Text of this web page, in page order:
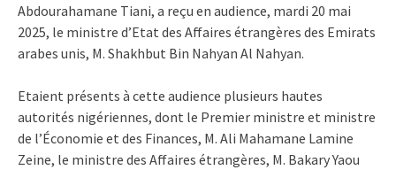
Abdourahamane Tiani, a reçu en audience, mardi 20 mai
2025, le ministre d’Etat des Affaires étrangères des Emirats
arabes unis, M. Shakhbut Bin Nahyan Al Nahyan.
Etaient présents à cette audience plusieurs hautes
autorités nigériennes, dont le Premier ministre et ministre
de l’Économie et des Finances, M. Ali Mahamane Lamine
Zeine, le ministre des Affaires étrangères, M. Bakary Yaou